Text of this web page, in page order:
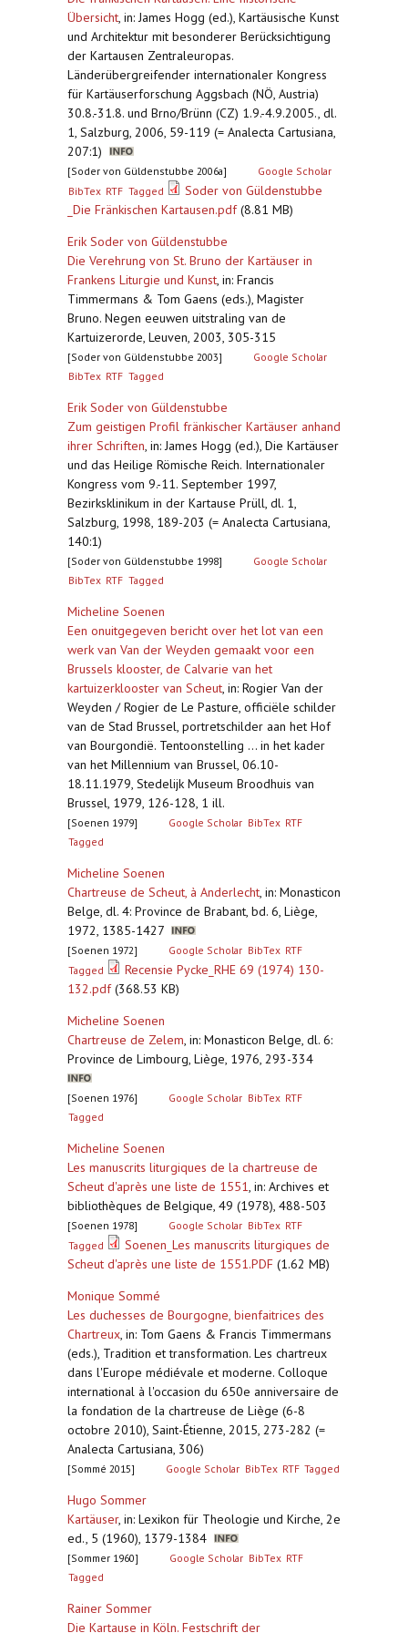
Übersicht, in: James Hogg (ed.), Kartäusische Kunst
und Architektur mit besonderer Berücksichtigung
der Kartausen Zentraleuropas.
Länderübergreifender internationaler Kongress
für Kartäuserforschung Aggsbach (NÖ, Austria)
30.8.-31.8. und Brno/Brünn (CZ) 1.9.-4.9.2005., dl.
1, Salzburg, 2006, 59-119 (= Analecta Cartusiana,
207:1)
[Soder von Güldenstubbe 2006a]
Google Scholar
BibTex RTF Tagged
Soder von Güldenstubbe
_Die Fränkischen Kartausen.pdf(8.81 MB)
Erik Soder von Güldenstubbe
Die Verehrung von St. Bruno der Kartäuser in
Frankens Liturgie und Kunst, in: Francis
Timmermans & Tom Gaens (eds.), Magister
Bruno. Negen eeuwen uitstraling van de
Kartuizerorde, Leuven, 2003, 305-315
[Soder von Güldenstubbe 2003]
Google Scholar
BibTex RTF Tagged
Erik Soder von Güldenstubbe
Zum geistigen Profil fränkischer Kartäuser anhand
ihrer Schriften, in: James Hogg (ed.), Die Kartäuser
und das Heilige Römische Reich. Internationaler
Kongress vom 9.-11. September 1997,
Bezirksklinikum in der Kartause Prüll, dl. 1,
Salzburg, 1998, 189-203 (= Analecta Cartusiana,
140:1)
[Soder von Güldenstubbe 1998]
Google Scholar
BibTex RTF Tagged
Micheline Soenen
Een onuitgegeven bericht over het lot van een
werk van Van der Weyden gemaakt voor een
Brussels klooster, de Calvarie van het
kartuizerklooster van Scheut, in: Rogier Van der
Weyden / Rogier de Le Pasture, officiële schilder
van de Stad Brussel, portretschilder aan het Hof
van Bourgondië. Tentoonstelling ... in het kader
van het Millennium van Brussel, 06.10-
18.11.1979, Stedelijk Museum Broodhuis van
Brussel, 1979, 126-128, 1 ill.
[Soenen 1979] Google Scholar BibTex RTF
Tagged
Micheline Soenen
Chartreuse de Scheut, à Anderlecht, in: Monasticon
Belge, dl. 4: Province de Brabant, bd. 6, Liège,
1972, 1385-1427
[Soenen 1972] Google Scholar BibTex RTF
Tagged
Recensie Pycke_RHE 69 (1974) 130-
132.pdf(368.53 KB)
Micheline Soenen
Chartreuse de Zelem, in: Monasticon Belge, dl. 6:
Province de Limbourg, Liège, 1976, 293-334
[Soenen 1976] Google Scholar BibTex RTF
Tagged
Micheline Soenen
Les manuscrits liturgiques de la chartreuse de
Scheut d'après une liste de 1551, in: Archives et
bibliothèques de Belgique, 49 (1978), 488-503
[Soenen 1978] Google Scholar BibTex RTF
Tagged
Soenen_Les manuscrits liturgiques de
Scheut d'après une liste de 1551.PDF (1.62 MB)
Monique Sommé
Les duchesses de Bourgogne, bienfaitrices des
Chartreux, in: Tom Gaens & Francis Timmermans
(eds.), Tradition et transformation. Les chartreux
dans l'Europe médiévale et moderne. Colloque
international à l'occasion du 650e anniversaire de
la fondation de la chartreuse de Liège (6-8
octobre 2010), Saint-Étienne, 2015, 273-282 (=
Analecta Cartusiana, 306)
[Sommé 2015] Google Scholar BibTex RTF Tagged
Hugo Sommer
Kartäuser, in: Lexikon für Theologie und Kirche, 2e
ed., 5 (1960), 1379-1384
[Sommer 1960] Google Scholar BibTex RTF
Tagged
Rainer Sommer
Die Kartause in Köln. Festschrift der